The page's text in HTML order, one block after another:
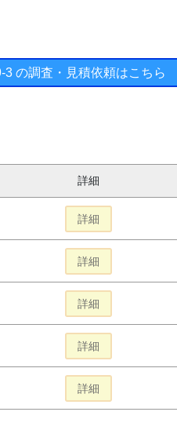
3 の調査・見積依頼はこちら
詳細
詳細
詳細
詳細
詳細
詳細